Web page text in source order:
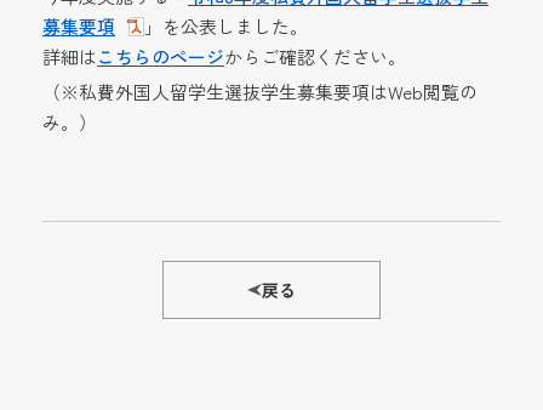
募集要項
」を公表しました。
詳細はこちらのページからご確認ください。
（※私費外国人留学生選抜学生募集要項はWeb閲覧の
み。）
戻る